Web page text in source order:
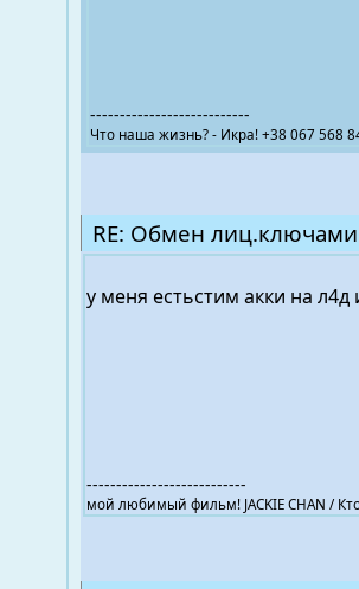
---------------------------
Что наша жизнь? - Икра! +38 067 568
RE: Обмен лиц.ключами
у меня естьстим акки на л4д
---------------------------
мой любимый фильм! JACKIE CHAN /